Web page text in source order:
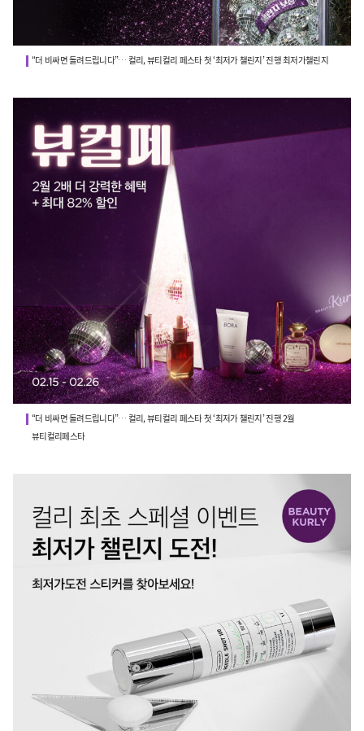
“더 비싸면 돌려드립니다”… 컬리, 뷰티컬리 페스타 첫 ‘최저가 챌린지’ 진행 최저가챌린지
“더 비싸면 돌려드립니다”… 컬리, 뷰티컬리 페스타 첫 ‘최저가 챌린지’ 진행 2월
뷰티컬리페스타